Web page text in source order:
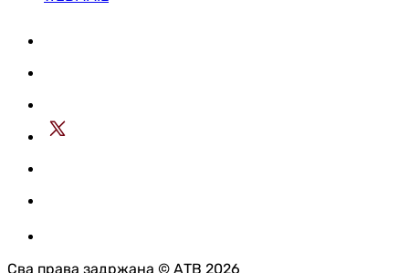
Сва права задржана © АТВ 2026